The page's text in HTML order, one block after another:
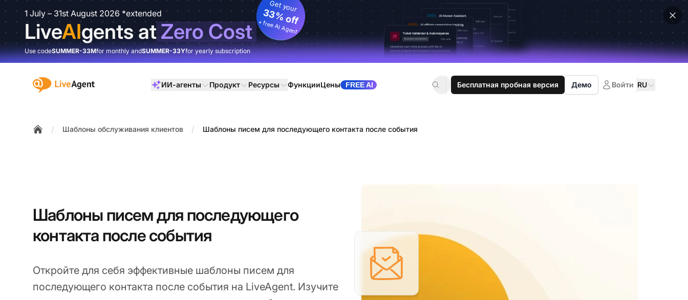
1 July – 31st August 2026 *extended
LiveAIgents atZero Cost
Get your
33% off
+ free AI Agent
Use codeSUMMER-33Mfor monthly andSUMMER-33Yfor yearly subscription
:site.title ИИ-агенты Продукт Ресурсы ФункцииЦены FREE AI Бесплатная пробная версия Демо Войти RU
/ Шаблоны обслуживания клиентов / Шаблоны писем для последующего контакта после события
Шаблоны писем для последующего
контакта после события
Откройте для себя эффективные шаблоны писем для
последующего контакта после события на LiveAgent. Изучите